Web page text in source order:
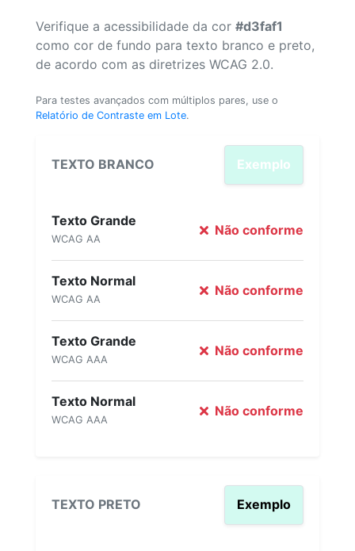
Verifique a acessibilidade da cor #d3faf1
como cor de fundo para texto branco e preto,
de acordo com as diretrizes WCAG 2.0.
Para testes avançados com múltiplos pares, use o
Relatório de Contraste em Lote.
TEXTO BRANCO Exemplo
Texto Grande
WCAG AA
Não conforme
Texto Normal
WCAG AA
Não conforme
Texto Grande
WCAG AAA
Não conforme
Texto Normal
WCAG AAA
Não conforme
TEXTO PRETO Exemplo